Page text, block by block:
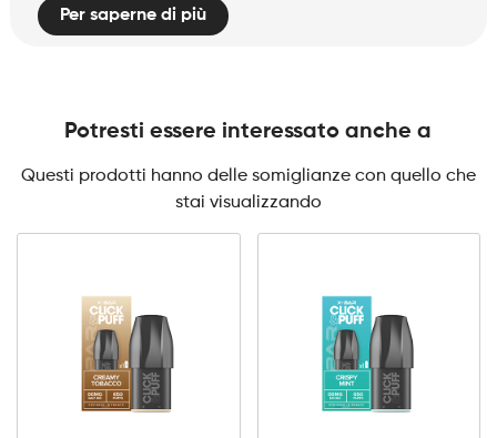
Per saperne di più
Potresti essere interessato anche a
Questi prodotti hanno delle somiglianze con quello che
stai visualizzando